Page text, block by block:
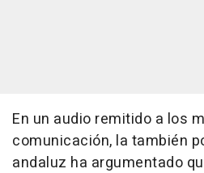
En un audio remitido a los
comunicación, la también
andaluz ha argumentado